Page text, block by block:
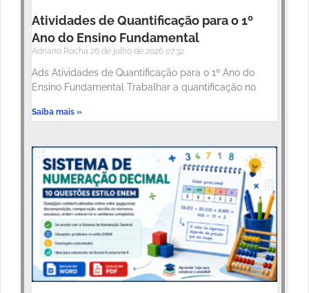
Atividades de Quantificação para o 1º
Ano do Ensino Fundamental
Adriano Rocha 26 de julho de 2026 07:32
Ads Atividades de Quantificação para o 1º Ano do
Ensino Fundamental Trabalhar a quantificação no
Saiba mais »